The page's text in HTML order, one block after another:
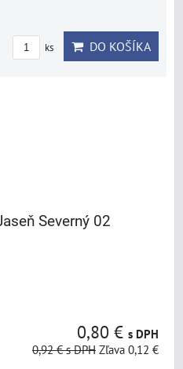
ks DO KOŠÍKA
Severný 02
0,80 € s DPH
0,92 €s DPH Zľava 0,12 €